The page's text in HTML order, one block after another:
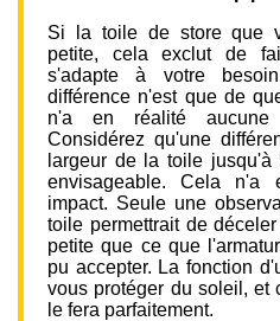
Si la toile de store que
petite, cela exclut de
s'adapte à votre
différence n'est que de
n'a en réalité aucune
Considérez qu'une
largeur de la toile jusqu'à
envisageable. Cela n'a
impact. Seule une
toile permettrait de
petite que ce que
pu accepter. La fonction
vous protéger du soleil, et
le fera parfaitement.